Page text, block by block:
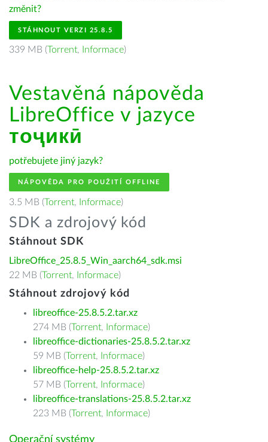
změnit?
STÁHNOUT VERZI 25.8.5
339 MB (Torrent, Informace)
Vestavěná nápověda
LibreOffice v jazyce
тоҷикӣ
potřebujete jiný jazyk?
NÁPOVĚDA PRO POUŽITÍ OFFLINE
3.5 MB (Torrent, Informace)
SDK a zdrojový kód
Stáhnout SDK
LibreOffice_25.8.5_Win_aarch64_sdk.msi
22 MB (Torrent, Informace)
Stáhnout zdrojový kód
libreoffice-25.8.5.2.tar.xz
274 MB (Torrent, Informace)
libreoffice-dictionaries-25.8.5.2.tar.xz
59 MB (Torrent, Informace)
libreoffice-help-25.8.5.2.tar.xz
57 MB (Torrent, Informace)
libreoffice-translations-25.8.5.2.tar.xz
223 MB (Torrent, Informace)
Operační systémy